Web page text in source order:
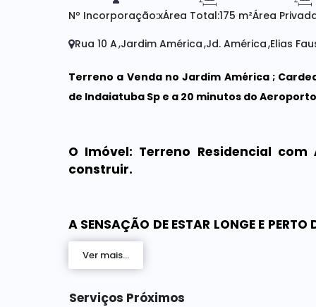
Nº Incorporação:xÁrea Total:175 m²Área
Rua 10 A Jardim América Jd. América Elias
Terreno a Venda no Jardim América ;
de Indaiatuba Sp e a 20 minutos do
O Imóvel: Terreno Residencial
construir.
A SENSAÇÃO DE ESTAR LONGE E
de viver em um bairro planejado com
empreenda em um local que lhe
natureza em um bairro com
Indaiatuba. Loteamento misto onde você
Ver mais...
Serviços Próximos